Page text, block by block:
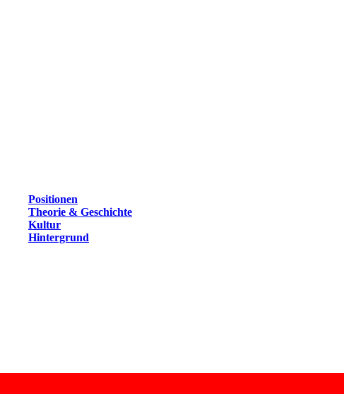
Positionen
Theorie & Geschichte
Kultur
Hintergrund